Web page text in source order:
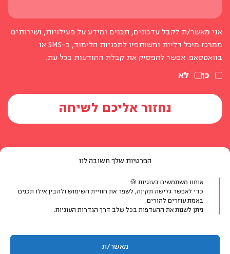
הפרטיות שלך חשובה לנו
אנחנו משתמשים בעוגיות 🍪
כדי לאפשר גלישה תקינה, לשפר את חוויית השימוש ולהבין אילו תכנים
באמת עוזרים להורים.
ניתן לשנות את ההעדפות בכל שלב דרך הגדרות העוגיות.
מאשר/ת
אני מאשר/ת לקבל עדכונים, תכנים ומידע על פעילויות, ושירותים
ממרכז מיכל דליות ומשותפיו לתכניות הלימוד, ב-SMS או
בוואטסאפ. אפשר להפסיק את קבלת ההודעות בכל עת.
כן
לא
יצירת קשר
טלפון:
077-804-8400